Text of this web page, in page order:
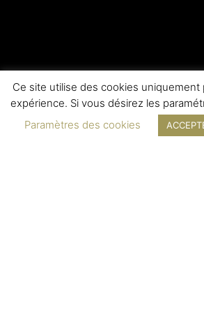
Ce site utilise des cookies uniquement
expérience. Si vous désirez les
Paramètres des cookies